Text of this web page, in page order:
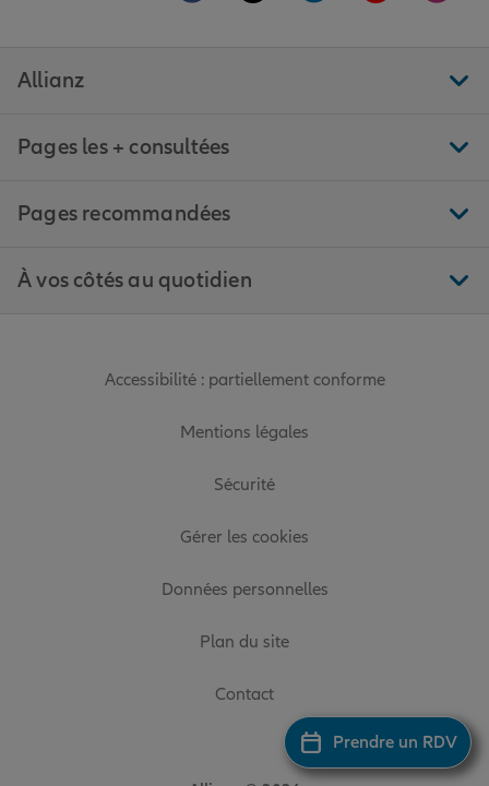
Prendre un RDV
Allianz
Pages les + consultées
Pages recommandées
À vos côtés au quotidien
Accessibilité : partiellement conforme
Mentions légales
Sécurité
Gérer les cookies
Données personnelles
Plan du site
Contact